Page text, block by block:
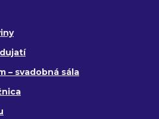
– svadobná sála